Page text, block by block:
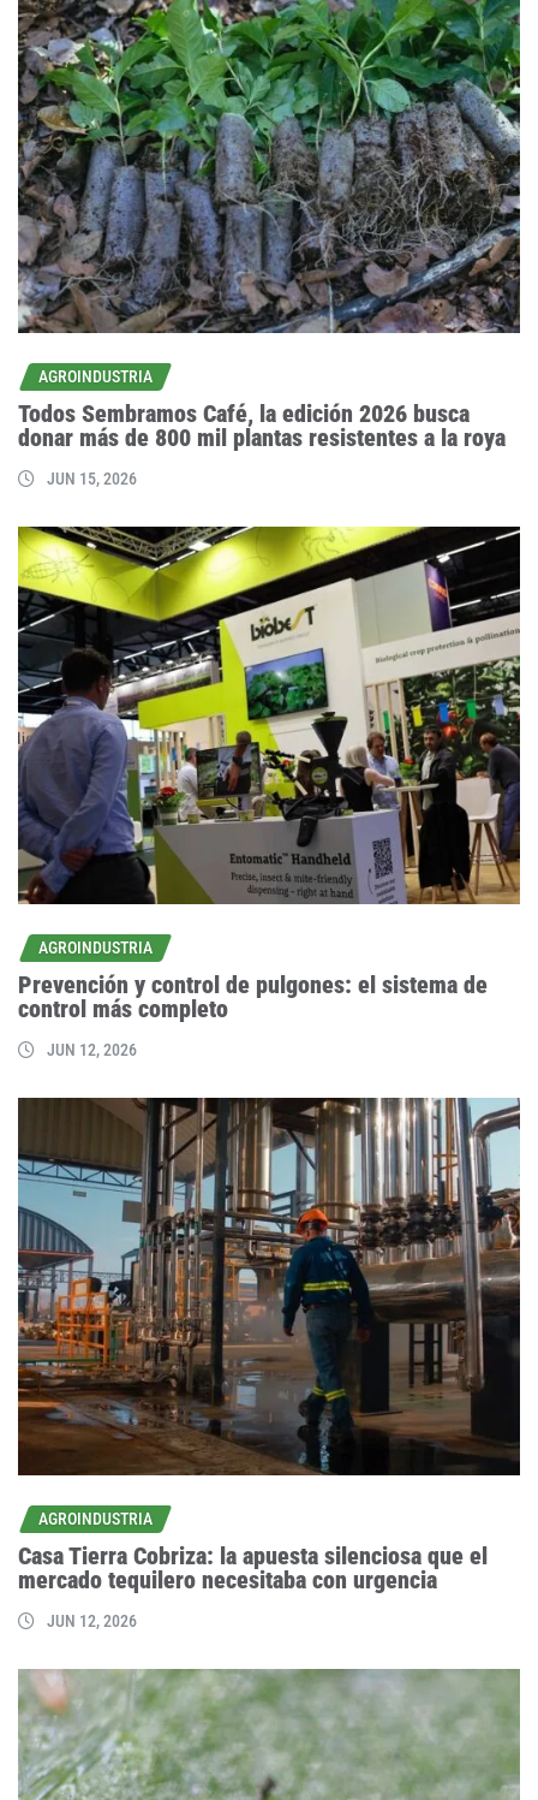
AGROINDUSTRIA
Todos Sembramos Café, la edición 2026 busca
donar más de 800 mil plantas resistentes a la roya
JUN 15, 2026
AGROINDUSTRIA
Prevención y control de pulgones: el sistema de
control más completo
JUN 12, 2026
AGROINDUSTRIA
Casa Tierra Cobriza: la apuesta silenciosa que el
mercado tequilero necesitaba con urgencia
JUN 12, 2026